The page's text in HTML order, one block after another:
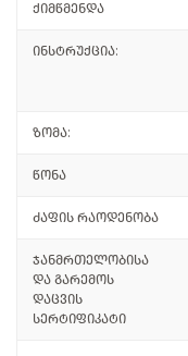
ქიმწმენდა
ინსტრუქცია:
ზომა:
წონა
ძაფის რაოდენობა
ჯანმრთელობისა
და გარემოს
დაცვის
სერტიფიკატი